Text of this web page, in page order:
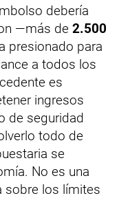
debería
—más de 2.500
presionado para
a todos los
es
ingresos
de seguridad
todo de
se
No es una
sobre los límites